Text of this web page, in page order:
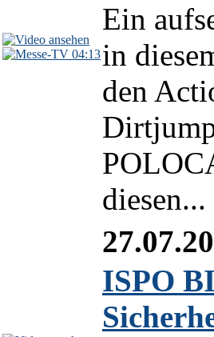
04:13
Ein
in
den
diesen...
ISPO